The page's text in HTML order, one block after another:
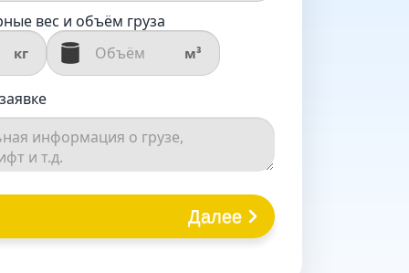
вес и объём груза
кг м³
Далее